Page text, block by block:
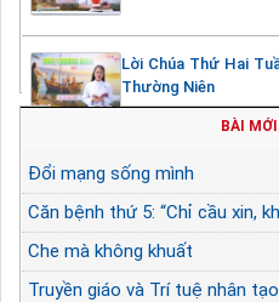
Lời Chúa Thứ Hai
Thường Niên
BÀI
Đổi mạng sống mình
Căn bệnh thứ 5: “Chỉ cầu xin,
Che mà không khuất
Truyền giáo và Trí tuệ nhân